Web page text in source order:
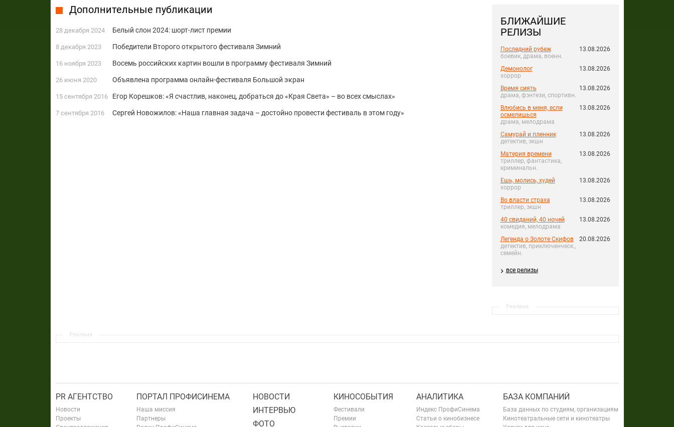
БЛИЖАЙШИЕ
РЕЛИЗЫ
Последний рубеж
боевик, драма, военн.
13.08.2026
Демонолог
хоррор
13.08.2026
Время сиять
драма, фэнтези, спортивн.
13.08.2026
Влюбись в меня, если
осмелишься
драма, мелодрама
13.08.2026
Самурай и пленник
детектив, экшн
13.08.2026
Материя времени
триллер, фантастика,
криминальн.
13.08.2026
Ешь, молись, худей
хоррор
13.08.2026
Во власти страха
триллер, экшн
13.08.2026
40 свиданий, 40 ночей
комедия, мелодрама
13.08.2026
Легенда о Золоте Скифов
детектив, приключенческ.,
семейн.
20.08.2026
все релизы
Реклама
Дополнительные публикации
28 декабря 2024 Белый слон 2024: шорт-лист премии
8 декабря 2023 Победители Второго открытого фестиваля Зимний
16 ноября 2023 Восемь российских картин вошли в программу фестиваля Зимний
26 июня 2020 Объявлена программа онлайн-фестиваля Большой экран
15 сентября 2016 Егор Корешков: «Я счастлив, наконец, добраться до «Края Света» – во всех смыслах»
7 сентября 2016 Сергей Новожилов: «Наша главная задача – достойно провести фестиваль в этом году»
Реклама
PR АГЕНТСТВО
Новости
Проекты
ПОРТАЛ ПРОФИСИНЕМА
Наша миссия
Партнеры
НОВОСТИ
ИНТЕРВЬЮ
ФОТО
КИНОСОБЫТИЯ
Фестивали
Премии
АНАЛИТИКА
Индекс ПрофиСинема
Статьи о кинобизнесе
БАЗА КОМПАНИЙ
База данных по студиям, организациям
Кинотеатральные сети и кинотеатры